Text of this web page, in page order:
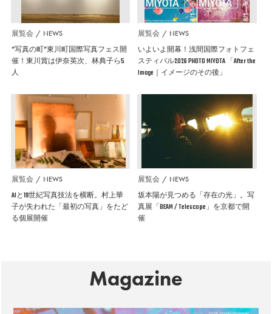
展覧会 NEWS
”写真の町”東川町国際写真フェス開
催！東川賞は伊奈英次、林典子ら5
人
展覧会 NEWS
いよいよ開幕！浅間国際フォトフェ
スティバル2026 PHOTO MIYOTA 「After the
Image｜イメージのその後」
展覧会 NEWS
AIと19世紀写真技法を横断。村上華
子が失われた「最初の写真」をたど
る個展開催
展覧会 NEWS
坂本陽が見つめる「存在の光」。写
真展「BEAM / Telescope」を京都で開
催
Magazine